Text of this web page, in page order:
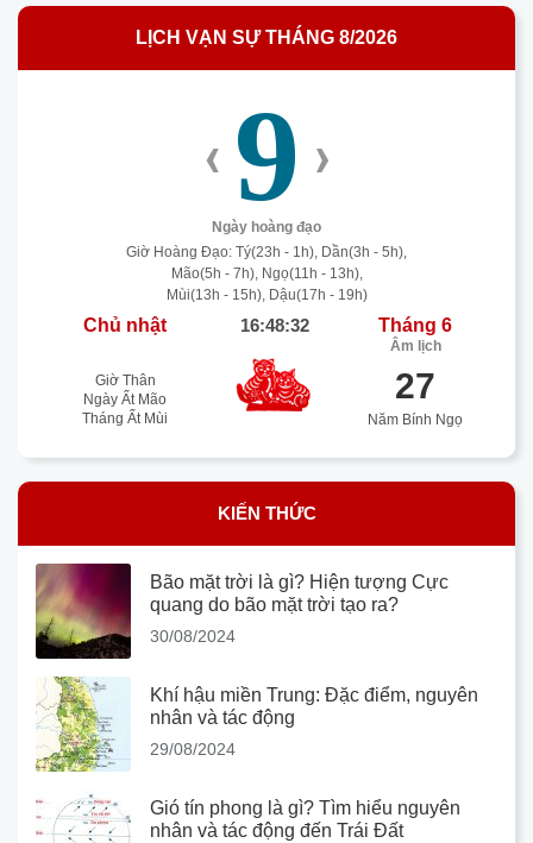
LỊCH VẠN SỰ THÁNG 8/2026
‹ 9 ›
Ngày hoàng đạo
Giờ Hoàng Đạo: Tý(23h - 1h), Dần(3h - 5h),
Mão(5h - 7h), Ngọ(11h - 13h),
Mùi(13h - 15h), Dậu(17h - 19h)
Chủ nhật 16:48:33 Tháng 6
Âm lịch
Giờ Thân
Ngày Ất Mão
Tháng Ất Mùi
27
Năm Bính Ngọ
KIẾN THỨC
Bão mặt trời là gì? Hiện tượng Cực
quang do bão mặt trời tạo ra?
30/08/2024
Khí hậu miền Trung: Đặc điểm, nguyên
nhân và tác động
29/08/2024
Gió tín phong là gì? Tìm hiểu nguyên
nhân và tác động đến Trái Đất